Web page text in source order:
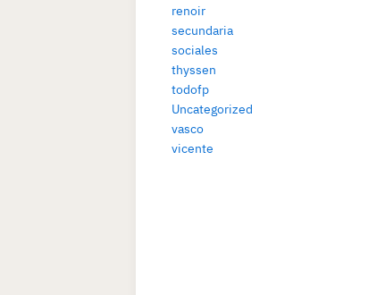
renoir
secundaria
sociales
thyssen
todofp
Uncategorized
vasco
vicente